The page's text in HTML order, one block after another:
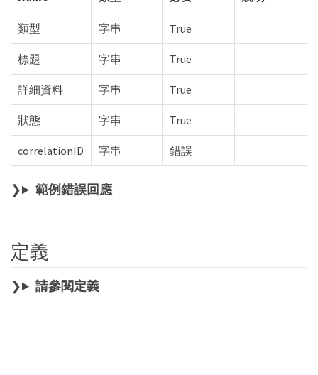
類型 字串 True
標題 字串 True
詳細資料 字串 True
狀態 字串 True
correlationID 字串 錯誤
範例錯誤回應
定義
請參閱定義